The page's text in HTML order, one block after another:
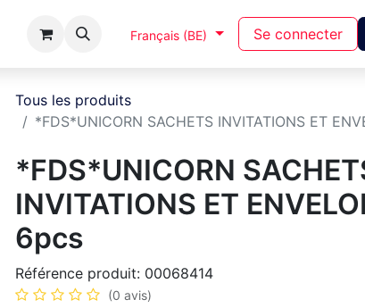
A Propos Français (BE) Se connecter
Tous les produits
*FDS*UNICORN SACHETS INVITATIONS ET
*FDS*UNICORN
INVITATIONS ET
6pcs
Référence produit: 00068414
(0 avis)